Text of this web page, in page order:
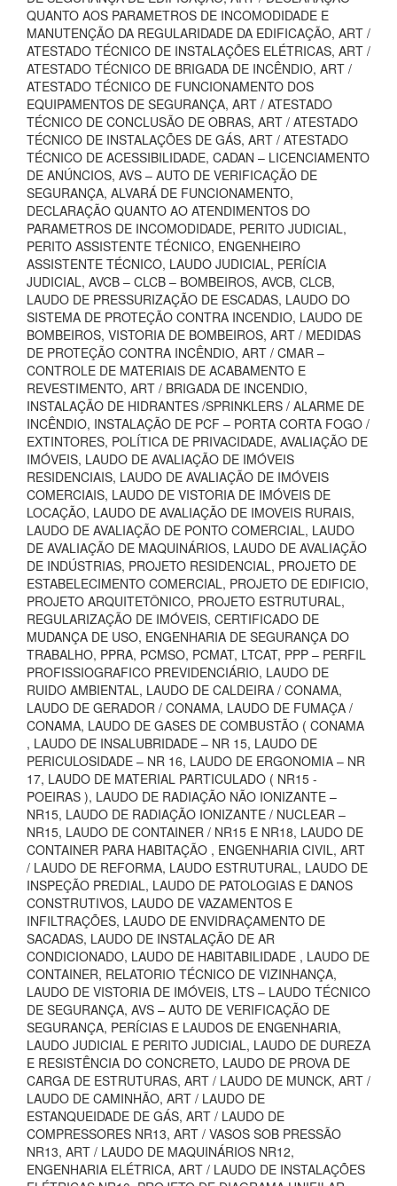
QUANTO AOS PARAMETROS DE INCOMODIDADE E
MANUTENÇÃO DA REGULARIDADE DA EDIFICAÇÃO, ART /
ATESTADO TÉCNICO DE INSTALAÇÕES ELÉTRICAS, ART /
ATESTADO TÉCNICO DE BRIGADA DE INCÊNDIO, ART /
ATESTADO TÉCNICO DE FUNCIONAMENTO DOS
EQUIPAMENTOS DE SEGURANÇA, ART / ATESTADO
TÉCNICO DE CONCLUSÃO DE OBRAS, ART / ATESTADO
TÉCNICO DE INSTALAÇÕES DE GÁS, ART / ATESTADO
TÉCNICO DE ACESSIBILIDADE, CADAN – LICENCIAMENTO
DE ANÚNCIOS, AVS – AUTO DE VERIFICAÇÃO DE
SEGURANÇA, ALVARÁ DE FUNCIONAMENTO,
DECLARAÇÃO QUANTO AO ATENDIMENTOS DO
PARAMETROS DE INCOMODIDADE, PERITO JUDICIAL,
PERITO ASSISTENTE TÉCNICO, ENGENHEIRO
ASSISTENTE TÉCNICO, LAUDO JUDICIAL, PERÍCIA
JUDICIAL, AVCB – CLCB – BOMBEIROS, AVCB, CLCB,
LAUDO DE PRESSURIZAÇÃO DE ESCADAS, LAUDO DO
SISTEMA DE PROTEÇÃO CONTRA INCENDIO, LAUDO DE
BOMBEIROS, VISTORIA DE BOMBEIROS, ART / MEDIDAS
DE PROTEÇÃO CONTRA INCÊNDIO, ART / CMAR –
CONTROLE DE MATERIAIS DE ACABAMENTO E
REVESTIMENTO, ART / BRIGADA DE INCENDIO,
INSTALAÇÃO DE HIDRANTES /SPRINKLERS / ALARME DE
INCÊNDIO, INSTALAÇÃO DE PCF – PORTA CORTA FOGO /
EXTINTORES, POLÍTICA DE PRIVACIDADE, AVALIAÇÃO DE
IMÓVEIS, LAUDO DE AVALIAÇÃO DE IMÓVEIS
RESIDENCIAIS, LAUDO DE AVALIAÇÃO DE IMÓVEIS
COMERCIAIS, LAUDO DE VISTORIA DE IMÓVEIS DE
LOCAÇÃO, LAUDO DE AVALIAÇÃO DE IMOVEIS RURAIS,
LAUDO DE AVALIAÇÃO DE PONTO COMERCIAL, LAUDO
DE AVALIAÇÃO DE MAQUINÁRIOS, LAUDO DE AVALIAÇÃO
DE INDÚSTRIAS, PROJETO RESIDENCIAL, PROJETO DE
ESTABELECIMENTO COMERCIAL, PROJETO DE EDIFICIO,
PROJETO ARQUITETÔNICO, PROJETO ESTRUTURAL,
REGULARIZAÇÃO DE IMÓVEIS, CERTIFICADO DE
MUDANÇA DE USO, ENGENHARIA DE SEGURANÇA DO
TRABALHO, PPRA, PCMSO, PCMAT, LTCAT, PPP – PERFIL
PROFISSIOGRAFICO PREVIDENCIÁRIO, LAUDO DE
RUIDO AMBIENTAL, LAUDO DE CALDEIRA / CONAMA,
LAUDO DE GERADOR / CONAMA, LAUDO DE FUMAÇA /
CONAMA, LAUDO DE GASES DE COMBUSTÃO ( CONAMA
, LAUDO DE INSALUBRIDADE – NR 15, LAUDO DE
PERICULOSIDADE – NR 16, LAUDO DE ERGONOMIA – NR
17, LAUDO DE MATERIAL PARTICULADO ( NR15 -
POEIRAS ), LAUDO DE RADIAÇÃO NÃO IONIZANTE –
NR15, LAUDO DE RADIAÇÃO IONIZANTE / NUCLEAR –
NR15, LAUDO DE CONTAINER / NR15 E NR18, LAUDO DE
CONTAINER PARA HABITAÇÃO , ENGENHARIA CIVIL, ART
/ LAUDO DE REFORMA, LAUDO ESTRUTURAL, LAUDO DE
INSPEÇÃO PREDIAL, LAUDO DE PATOLOGIAS E DANOS
CONSTRUTIVOS, LAUDO DE VAZAMENTOS E
INFILTRAÇÕES, LAUDO DE ENVIDRAÇAMENTO DE
SACADAS, LAUDO DE INSTALAÇÃO DE AR
CONDICIONADO, LAUDO DE HABITABILIDADE , LAUDO DE
CONTAINER, RELATORIO TÉCNICO DE VIZINHANÇA,
LAUDO DE VISTORIA DE IMÓVEIS, LTS – LAUDO TÉCNICO
DE SEGURANÇA, AVS – AUTO DE VERIFICAÇÃO DE
SEGURANÇA, PERÍCIAS E LAUDOS DE ENGENHARIA,
LAUDO JUDICIAL E PERITO JUDICIAL, LAUDO DE DUREZA
E RESISTÊNCIA DO CONCRETO, LAUDO DE PROVA DE
CARGA DE ESTRUTURAS, ART / LAUDO DE MUNCK, ART /
LAUDO DE CAMINHÃO, ART / LAUDO DE
ESTANQUEIDADE DE GÁS, ART / LAUDO DE
COMPRESSORES NR13, ART / VASOS SOB PRESSÃO
NR13, ART / LAUDO DE MAQUINÁRIOS NR12,
ENGENHARIA ELÉTRICA, ART / LAUDO DE INSTALAÇÕES